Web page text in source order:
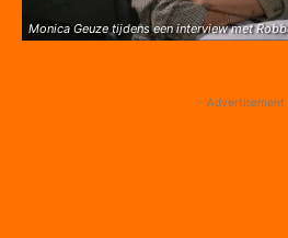
Monica Geuze tijdens een interview met
- Advertisement